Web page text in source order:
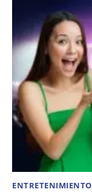
ENTRETENIMIENTO